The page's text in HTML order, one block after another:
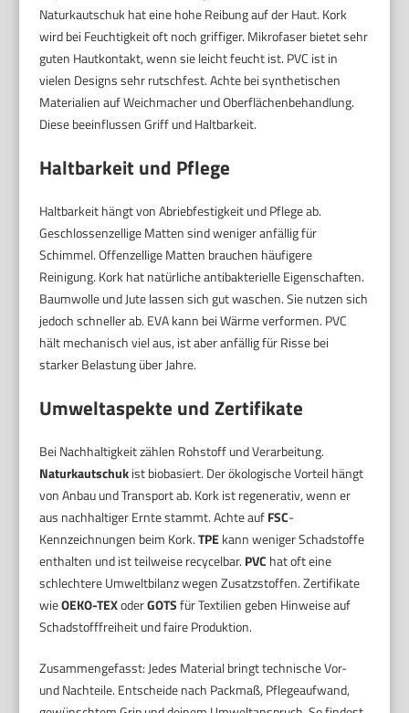
Naturkautschuk hat eine hohe Reibung auf der Haut. Kork
wird bei Feuchtigkeit oft noch griffiger. Mikrofaser bietet sehr
guten Hautkontakt, wenn sie leicht feucht ist. PVC ist in
vielen Designs sehr rutschfest. Achte bei synthetischen
Materialien auf Weichmacher und Oberflächenbehandlung.
Diese beeinflussen Griff und Haltbarkeit.
Haltbarkeit und Pflege
Haltbarkeit hängt von Abriebfestigkeit und Pflege ab.
Geschlossenzellige Matten sind weniger anfällig für
Schimmel. Offenzellige Matten brauchen häufigere
Reinigung. Kork hat natürliche antibakterielle Eigenschaften.
Baumwolle und Jute lassen sich gut waschen. Sie nutzen sich
jedoch schneller ab. EVA kann bei Wärme verformen. PVC
hält mechanisch viel aus, ist aber anfällig für Risse bei
starker Belastung über Jahre.
Umweltaspekte und Zertifikate
Bei Nachhaltigkeit zählen Rohstoff und Verarbeitung.
Naturkautschukist biobasiert. Der ökologische Vorteil hängt
von Anbau und Transport ab. Kork ist regenerativ, wenn er
aus nachhaltiger Ernte stammt. Achte aufFSC-
Kennzeichnungen beim Kork.TPEkann weniger Schadstoffe
enthalten und ist teilweise recycelbar. PVC hat oft eine
schlechtere Umweltbilanz wegen Zusatzstoffen. Zertifikate
wieOEKO-TEXoderGOTSfür Textilien geben Hinweise auf
Schadstofffreiheit und faire Produktion.
Zusammengefasst: Jedes Material bringt technische Vor-
und Nachteile. Entscheide nach Packmaß, Pflegeaufwand,